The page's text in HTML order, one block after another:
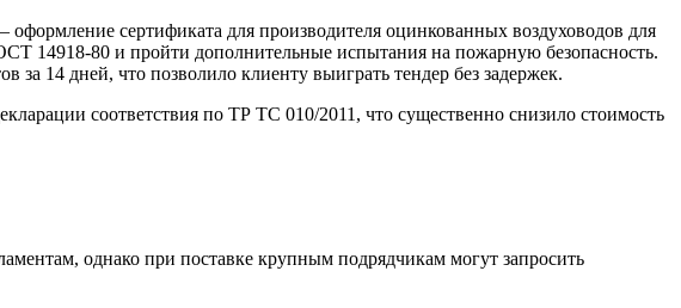
сертификата для производителя оцинкованных воздуховодов для
14918-80 и пройти дополнительные испытания на пожарную безопасность.
14 дней, что позволило клиенту выиграть тендер без задержек.
соответствия по ТР ТС 010/2011, что существенно снизило стоимость
однако при поставке крупным подрядчикам могут запросить